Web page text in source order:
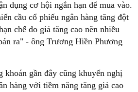
dụng cơ hội ngắn hạn để mua vào.
cầu cổ phiếu ngân hàng tăng đột
chế do giá tăng cao nên nhiều
ra" - ông Trương Hiền Phương
khoán gần đây cũng khuyến nghị
hàng với tiềm năng tăng giá cao